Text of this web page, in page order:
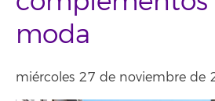
moda
miércoles 27 de noviembre de